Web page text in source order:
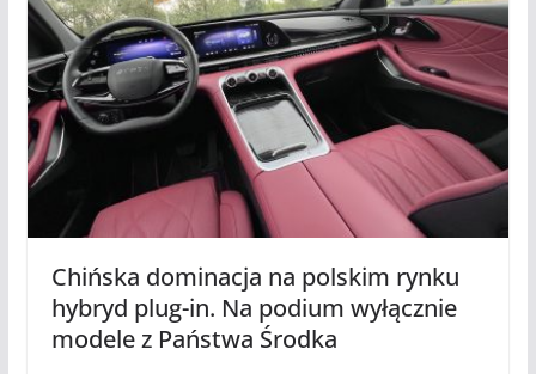
Chińska dominacja na polskim rynku
hybryd plug-in. Na podium wyłącznie
modele z Państwa Środka